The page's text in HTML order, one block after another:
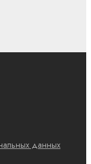
данных